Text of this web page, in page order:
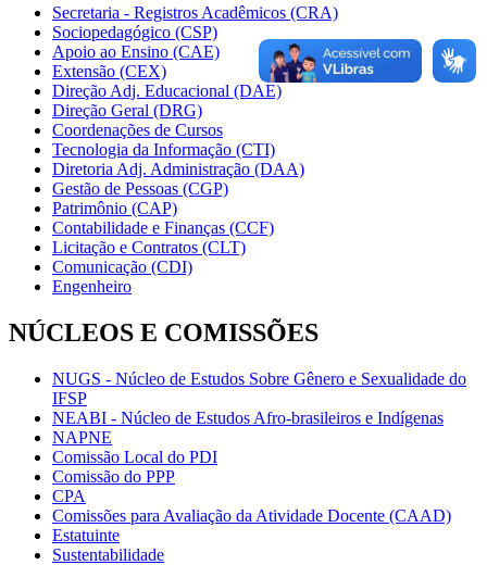
Secretaria - Registros Acadêmicos (CRA)
Sociopedagógico (CSP)
Apoio ao Ensino (CAE)
Extensão (CEX)
Direção Adj. Educacional (DAE)
Direção Geral (DRG)
Coordenações de Cursos
Tecnologia da Informação (CTI)
Diretoria Adj. Administração (DAA)
Gestão de Pessoas (CGP)
Patrimônio (CAP)
Contabilidade e Finanças (CCF)
Licitação e Contratos (CLT)
Comunicação (CDI)
Engenheiro
NÚCLEOS E COMISSÕES
NUGS - Núcleo de Estudos Sobre Gênero e Sexualidade do
IFSP
NEABI - Núcleo de Estudos Afro-brasileiros e Indígenas
NAPNE
Comissão Local do PDI
Comissão do PPP
CPA
Comissões para Avaliação da Atividade Docente (CAAD)
Estatuinte
Sustentabilidade